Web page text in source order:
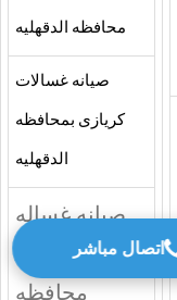
اتصال مباشر
محافظه الدقهليه
صيانه غسالات
كريازى بمحافظه
الدقهليه
صيانه غساله
كريازى
محافظه